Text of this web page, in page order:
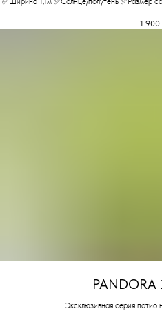
1 900
PANDORA
Эксклюзивная серия патио